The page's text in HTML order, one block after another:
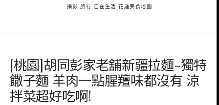
攝影 旅行 自在生活 花蓮美食地圖
[桃園]胡同彭家老舖新疆拉麵-獨特
饊子麵 羊肉一點腥羶味都沒有 涼
拌菜超好吃啊!